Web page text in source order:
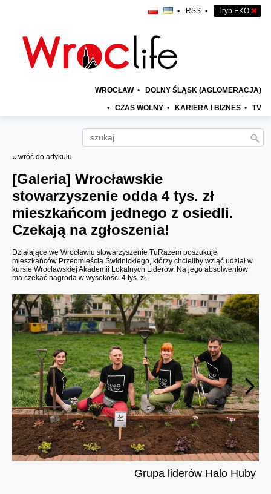
• RSS • Tryb EKO ✖
WROCŁAW • DOLNY ŚLĄSK (AGLOMERACJA)
• CZAS WOLNY • KARIERA I BIZNES • TV
« wróć do artykułu
[Galeria] Wrocławskie
stowarzyszenie odda 4 tys. zł
mieszkańcom jednego z osiedli.
Czekają na zgłoszenia!
Działające we Wrocławiu stowarzyszenie TuRazem poszukuje
mieszkańców Przedmieścia Świdnickiego, którzy chcieliby wziąć udział w
kursie Wrocławskiej Akademii Lokalnych Liderów. Na jego absolwentów
ma czekać nagroda w wysokości 4 tys. zł.
Grupa liderów Halo Huby